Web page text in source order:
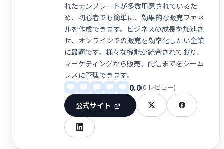
れたテンプレートが多数用意されているた
め、初心者でも簡単に、効果的な販売ファネ
ルを作成できます。ビジネスの成長を加速さ
せ、オンラインでの販売を効率化したい企業
に最適です。様々な機能が統合されており、
マーケティングから販売、配信までをシーム
レスに管理できます。
0.0(0 レビュー)
公式サイト